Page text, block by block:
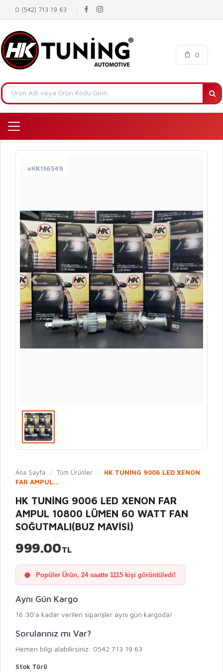
0 (542) 713 19 63
0
#HK156549
Ana Sayfa / Tüm Ürünler /
HK TUNİNG 9006 LED XENON
FAR AMPUL...
HK TUNİNG 9006 LED XENON FAR
AMPUL 10800 LÜMEN 60 WATT FAN
SOĞUTMALI(BUZ MAVİSİ)
999.00TL
Popüler Ürün, 24 saatte 1115 kişi görüntüledi!
Aynı Gün Kargo
16:30'a kadar verilen siparişler aynı gün kargoda!
Sorularınız mı Var?
Hemen bilgi alabilirsiniz: 0542 713 19 63
Stok Türü